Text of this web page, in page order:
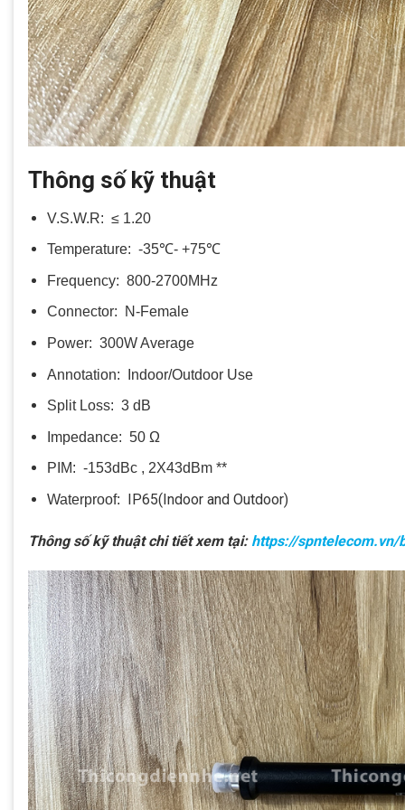
Thông số kỹ thuật
V.S.W.R: ≤ 1.20
Temperature: -35℃- +75℃
Frequency: 800-2700MHz
Connector: N-Female
Power: 300W Average
Annotation: Indoor/Outdoor Use
Split Loss: 3 dB
Impedance: 50 Ω
PIM: -153dBc , 2X43dBm **
Waterproof: IP65(Indoor and Outdoor)
Thông số kỹ thuật chi tiết xem tại: https://spntelecom.vn/